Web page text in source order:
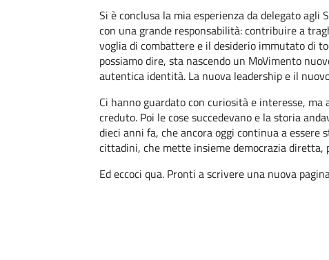
Si è conclusa la mia esperienza da delegato
con una grande responsabilità: contribuire a
voglia di combattere e il desiderio immutato di
possiamo dire, sta nascendo un MoVimento
autentica identità. La nuova leadership e il
Ci hanno guardato con curiosità e interesse,
creduto. Poi le cose succedevano e la storia
dieci anni fa, che ancora oggi continua a
cittadini, che mette insieme democrazia diretta,
Ed eccoci qua. Pronti a scrivere una nuova